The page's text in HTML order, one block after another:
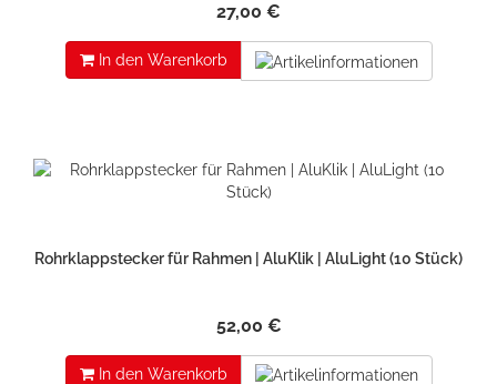
27,00 €
In den Warenkorb
Rohrklappstecker für Rahmen | AluKlik | AluLight (10 Stück)
52,00 €
In den Warenkorb